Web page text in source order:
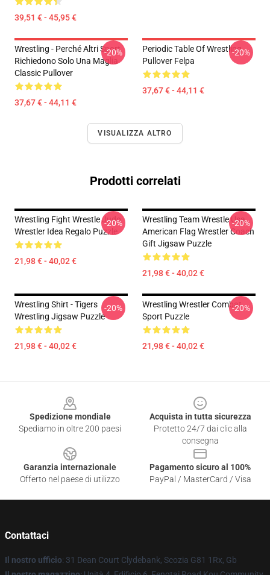
39,51 € - 45,95 €
Wrestling - Perché Altri Sport
Richiedono Solo Una Maglia
Classic Pullover
37,67 € - 44,11 €
-20%
Periodic Table Of Wrestling
Pullover Felpa
37,67 € - 44,11 €
-20%
VISUALIZZA ALTRO
Prodotti correlati
Wrestling Fight Wrestle Judo
Wrestler Idea Regalo Puzzle
21,98 € - 40,02 €
-20%
Wrestling Team Wrestle Usa
American Flag Wrestler Coach
Gift Jigsaw Puzzle
21,98 € - 40,02 €
-20%
Wrestling Shirt - Tigers
Wrestling Jigsaw Puzzle
21,98 € - 40,02 €
-20%
Wrestling Wrestler Combat
Sport Puzzle
21,98 € - 40,02 €
-20%
Spedizione mondiale
Spediamo in oltre 200 paesi
Acquista in tutta sicurezza
Protetto 24/7 dai clic alla
consegna
Garanzia internazionale
Offerto nel paese di utilizzo
Pagamento sicuro al 100%
PayPal / MasterCard / Visa
Contattaci
Il nostro ufficio: 31 Dean Court Clydebank, Scozia G81 1Rx, Gb